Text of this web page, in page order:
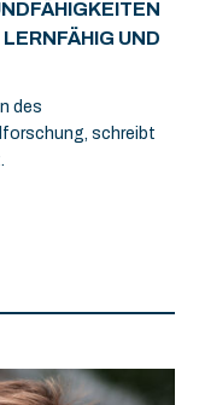
UND
des
schreibt